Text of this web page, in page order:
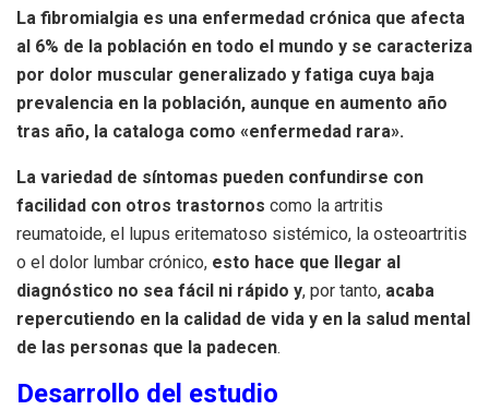
La fibromialgia es una enfermedad crónica que afecta
al 6% de la población en todo el mundo y se caracteriza
por dolor muscular generalizado y fatiga cuya baja
prevalencia en la población, aunque en aumento año
tras año, la cataloga como «enfermedad rara».
La variedad de síntomas pueden confundirse con
facilidad con otros trastornos como la artritis
reumatoide, el lupus eritematoso sistémico, la osteoartritis
o el dolor lumbar crónico, esto hace que llegar al
diagnóstico no sea fácil ni rápido y, por tanto, acaba
repercutiendo en la calidad de vida y en la salud mental
de las personas que la padecen.
Desarrollo del estudio